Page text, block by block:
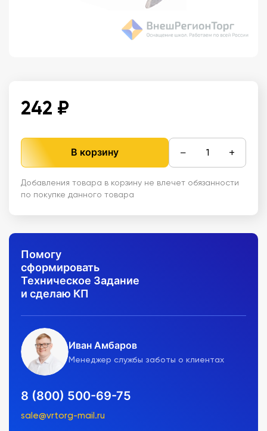
242 ₽
В корзину − +
Добавления товара в корзину не влечет обязанности
по покупке данного товара
Помогу
сформировать
Техническое Задание
и сделаю КП
Иван Амбаров
Менеджер службы заботы о клиентах
8 (800) 500-69-75
sale@vrtorg-mail.ru